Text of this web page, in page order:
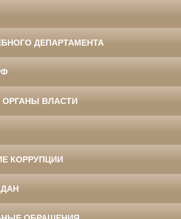
ДЕПАРТАМЕНТА
ВЛАСТИ
КОРРУПЦИИ